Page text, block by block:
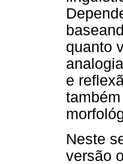
quanto
e
Neste
versão